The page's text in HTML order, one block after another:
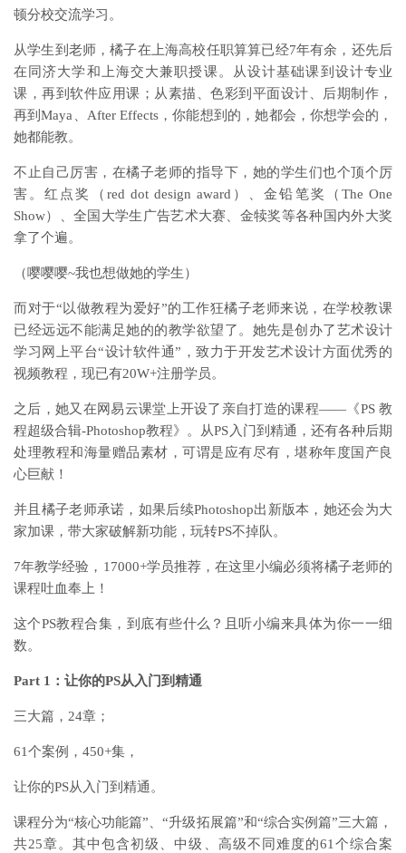
顿分校交流学习。
从学生到老师，橘子在上海高校任职算算已经7年有余，还先后
在同济大学和上海交大兼职授课。从设计基础课到设计专业
课，再到软件应用课；从素描、色彩到平面设计、后期制作，
再到Maya、After Effects，你能想到的，她都会，你想学会的，
她都能教。
不止自己厉害，在橘子老师的指导下，她的学生们也个顶个厉
害。红点奖（red dot design award）、金铅笔奖（The One
Show）、全国大学生广告艺术大赛、金犊奖等各种国内外大奖
拿了个遍。
（嘤嘤嘤~我也想做她的学生）
而对于“以做教程为爱好”的工作狂橘子老师来说，在学校教课
已经远远不能满足她的的教学欲望了。她先是创办了艺术设计
学习网上平台“设计软件通”，致力于开发艺术设计方面优秀的
视频教程，现已有20W+注册学员。
之后，她又在网易云课堂上开设了亲自打造的课程——《PS 教
程超级合辑-Photoshop教程》。从PS入门到精通，还有各种后期
处理教程和海量赠品素材，可谓是应有尽有，堪称年度国产良
心巨献！
并且橘子老师承诺，如果后续Photoshop出新版本，她还会为大
家加课，带大家破解新功能，玩转PS不掉队。
7年教学经验，17000+学员推荐，在这里小编必须将橘子老师的
课程吐血奉上！
这个PS教程合集，到底有些什么？且听小编来具体为你一一细
数。
Part 1：让你的PS从入门到精通
三大篇，24章；
61个案例，450+集，
让你的PS从入门到精通。
课程分为“核心功能篇”、“升级拓展篇”和“综合实例篇”三大篇，
共25章。其中包含初级、中级、高级不同难度的61个综合案